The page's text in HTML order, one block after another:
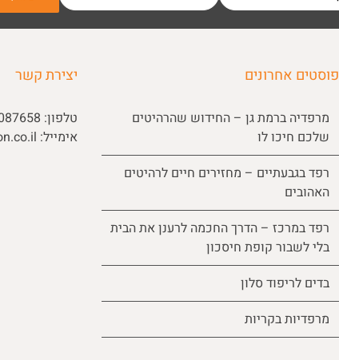
פוסטים אחרונים
מרפדיה ברמת גן – החידוש שהרהיטים
שלכם חיכו לו
רפד בגבעתיים – מחזירים חיים לרהיטים
האהובים
רפד במרכז – הדרך החכמה לרענן את הבית
בלי לשבור קופת חיסכון
בדים לריפוד סלון
מרפדיות בקריות
יצירת קשר
טלפון:
אימייל: